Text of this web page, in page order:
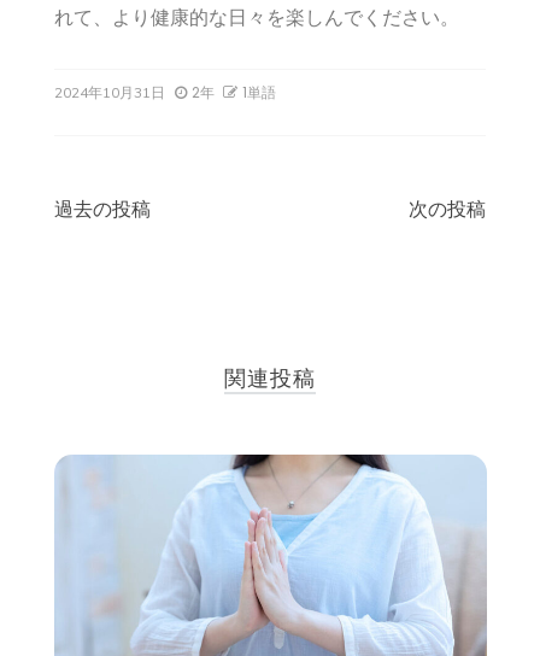
れて、より健康的な日々を楽しんでください。
2024年10月31日 2年 1単語
投
ー
過去の投稿 次の投稿
関連投稿